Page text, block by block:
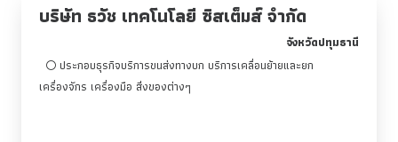
บริษัท ธวัช เทคโนโลยี ซิสเต็มส์ จำกัด
จังหวัดปทุมธานี
ประกอบธุรกิจบริการขนส่งทางบก บริการเคลื่อนย้ายและยก
เครื่องจักร เครื่องมือ สิ่งของต่างๆ